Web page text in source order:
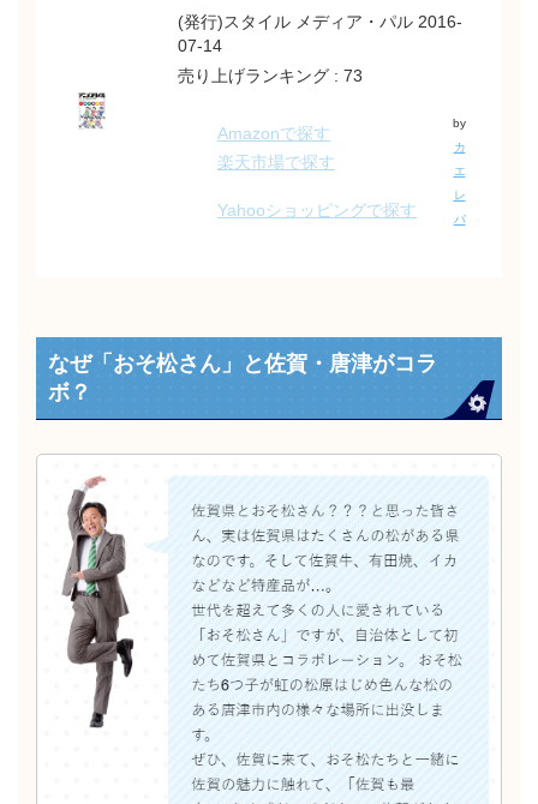
(発行)スタイル メディア・パル 2016-
07-14
売り上げランキング : 73
Amazonで探す
楽天市場で探す
Yahooショッピングで探す
by
カ
エ
レ
バ
なぜ「おそ松さん」と佐賀・唐津がコラ
ボ？